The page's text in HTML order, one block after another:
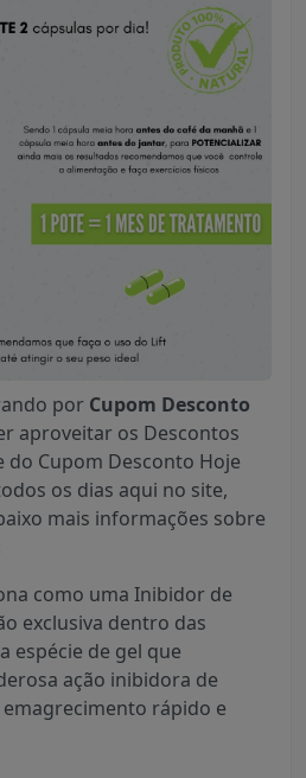
por Cupom Desconto
aproveitar os Descontos
do Cupom Desconto Hoje
os dias aqui no site,
mais informações sobre
como uma Inibidor de
exclusiva dentro das
espécie de gel que
ação inibidora de
rápido e